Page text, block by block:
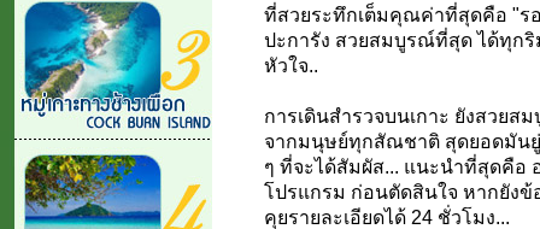
ที่สวยระทึกเต็มคุณค่าที่สุดคือ "ร
ปะการัง สวยสมบูรณ์ที่สุด ได้ทุกริ
หัวใจ..
การเดินสำรวจบนเกาะ ยังสวย
จากมนุษย์ทุกสัณชาติ สุดยอดมัน
ๆ ที่จะได้สัมผัส... แนะนำที่สุดคือ
โปรแกรม ก่อนตัดสินใจ หากยังข้
คุยรายละเอียดได้ 24 ชั่วโมง...